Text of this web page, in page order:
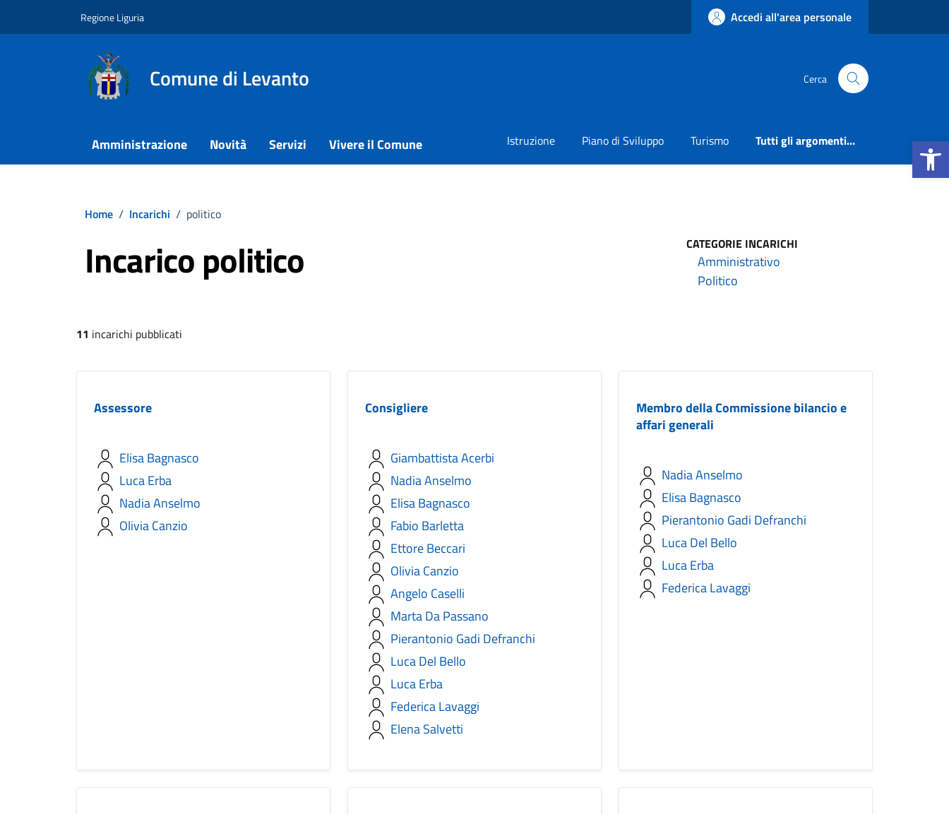
Apri la
Regione Liguria Accedi all'area personale
Comune di Levanto Cerca
Amministrazione Novità Servizi Vivere il Comune Istruzione Piano di Sviluppo Turismo Tutti gli argomenti...
Home / Incarichi / politico
Incarico politico CATEGORIE INCARICHI
Amministrativo
Politico
11 incarichi pubblicati
Assessore
Elisa Bagnasco
Luca Erba
Nadia Anselmo
Olivia Canzio
Consigliere
Giambattista Acerbi
Nadia Anselmo
Elisa Bagnasco
Fabio Barletta
Ettore Beccari
Olivia Canzio
Angelo Caselli
Marta Da Passano
Pierantonio Gadi Defranchi
Luca Del Bello
Luca Erba
Federica Lavaggi
Elena Salvetti
Membro della Commissione bilancio e
affari generali
Nadia Anselmo
Elisa Bagnasco
Pierantonio Gadi Defranchi
Luca Del Bello
Luca Erba
Federica Lavaggi